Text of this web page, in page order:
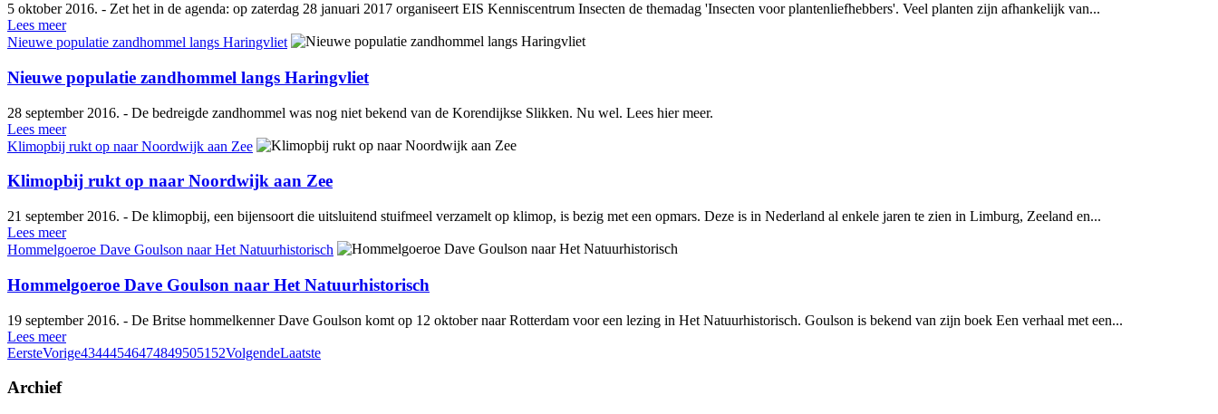
5 oktober 2016. - Zet het in de agenda: op zaterdag 28 januari 2017 organiseert EIS Kenniscentrum Insecten de themadag 'Insecten voor plantenliefhebbers'. Veel planten zijn afhankelijk van...
Lees meer
Nieuwe populatie zandhommel langs Haringvliet
Nieuwe populatie zandhommel langs Haringvliet
28 september 2016. - De bedreigde zandhommel was nog niet bekend van de Korendijkse Slikken. Nu wel. Lees hier meer.
Lees meer
Klimopbij rukt op naar Noordwijk aan Zee
Klimopbij rukt op naar Noordwijk aan Zee
21 september 2016. - De klimopbij, een bijensoort die uitsluitend stuifmeel verzamelt op klimop, is bezig met een opmars. Deze is in Nederland al enkele jaren te zien in Limburg, Zeeland en...
Lees meer
Hommelgoeroe Dave Goulson naar Het Natuurhistorisch
Hommelgoeroe Dave Goulson naar Het Natuurhistorisch
19 september 2016. - De Britse hommelkenner Dave Goulson komt op 12 oktober naar Rotterdam voor een lezing in Het Natuurhistorisch. Goulson is bekend van zijn boek Een verhaal met een...
Lees meer
EersteVorige434445464748495051 52VolgendeLaatste
Archief